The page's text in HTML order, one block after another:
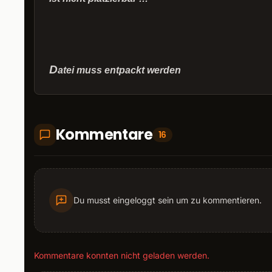
Datei muss entpackt werden
Kommentare 16
Du musst eingeloggt sein um zu kommentieren.
Kommentare konnten nicht geladen werden.